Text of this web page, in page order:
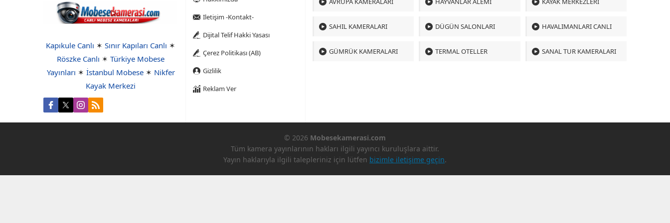
Kapıkule Canlı ✶ Sınır Kapıları Canlı ✶
Röszke Canlı ✶ Türkiye Mobese
Yayınları ✶ İstanbul Mobese✶ Nikfer
Kayak Merkezi
Iletişim -Kontakt-
Dijital Telif Hakki Yasası
Çerez Politikası (AB)
Gizlilik
Reklam Ver
SAHIL KAMERALARI DÜGÜN SALONLARI HAVALIMANLARI CANLI
GÜMRÜK KAMERALARI TERMAL OTELLER SANAL TUR KAMERALARI
© 2026 Mobesekamerasi.com
Tüm kamera yayınlarının hakları ilgili yayıncı kuruluşlara aittir.
Yayın haklarıyla ilgili talepleriniz için lütfen bizimle iletişime geçin.